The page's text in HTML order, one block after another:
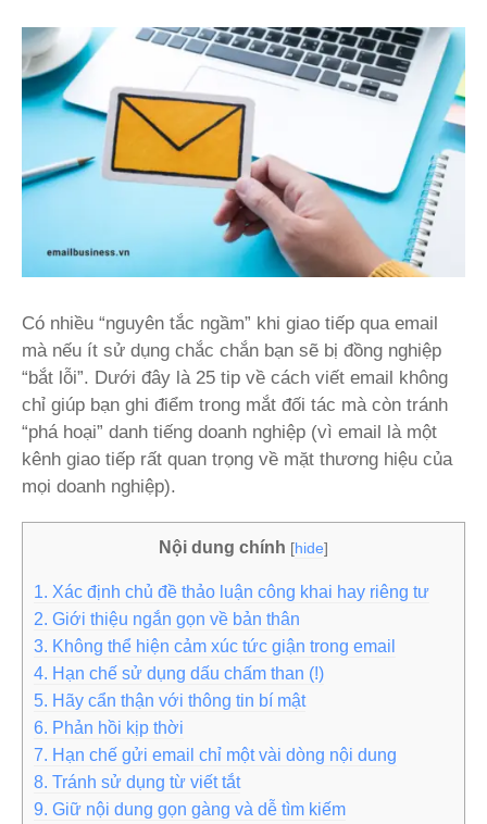
Có nhiều “nguyên tắc ngầm” khi giao tiếp qua email
mà nếu ít sử dụng chắc chắn bạn sẽ bị đồng nghiệp
“bắt lỗi”. Dưới đây là 25 tip về cách viết email không
chỉ giúp bạn ghi điểm trong mắt đối tác mà còn tránh
“phá hoại” danh tiếng doanh nghiệp (vì email là một
kênh giao tiếp rất quan trọng về mặt thương hiệu của
mọi doanh nghiệp).
Nội dung chính [hide]
1. Xác định chủ đề thảo luận công khai hay riêng tư
2. Giới thiệu ngắn gọn về bản thân
3. Không thể hiện cảm xúc tức giận trong email
4. Hạn chế sử dụng dấu chấm than (!)
5. Hãy cẩn thận với thông tin bí mật
6. Phản hồi kịp thời
7. Hạn chế gửi email chỉ một vài dòng nội dung
8. Tránh sử dụng từ viết tắt
9. Giữ nội dung gọn gàng và dễ tìm kiếm